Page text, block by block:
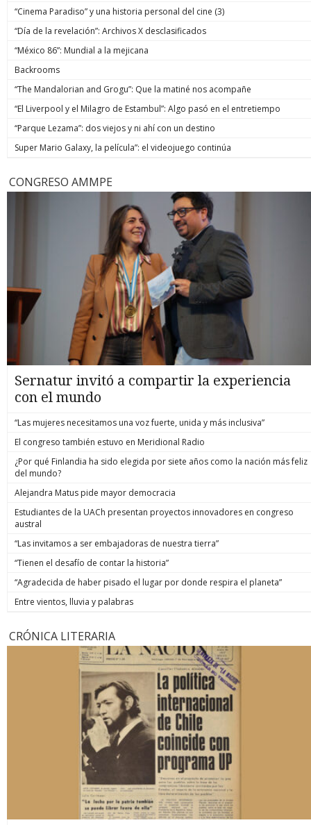
“Cinema Paradiso” y una historia personal del cine (3)
“Día de la revelación”: Archivos X desclasificados
“México 86”: Mundial a la mejicana
Backrooms
“The Mandalorian and Grogu”: Que la matiné nos acompañe
“El Liverpool y el Milagro de Estambul”: Algo pasó en el entretiempo
“Parque Lezama”: dos viejos y ni ahí con un destino
Super Mario Galaxy, la película”: el videojuego continúa
CONGRESO AMMPE
Sernatur invitó a compartir la experiencia
con el mundo
“Las mujeres necesitamos una voz fuerte, unida y más inclusiva”
El congreso también estuvo en Meridional Radio
¿Por qué Finlandia ha sido elegida por siete años como la nación más feliz
del mundo?
Alejandra Matus pide mayor democracia
Estudiantes de la UACh presentan proyectos innovadores en congreso
austral
“Las invitamos a ser embajadoras de nuestra tierra”
“Tienen el desafío de contar la historia”
“Agradecida de haber pisado el lugar por donde respira el planeta”
Entre vientos, lluvia y palabras
CRÓNICA LITERARIA